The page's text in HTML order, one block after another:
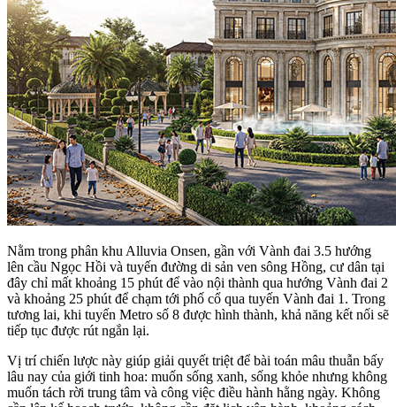
Nằm trong phân khu Alluvia Onsen, gần với Vành đai 3.5 hướng
lên cầu Ngọc Hồi và tuyến đường di sản ven sông Hồng, cư dân tại
đây chỉ mất khoảng 15 phút để vào nội thành qua hướng Vành đai 2
và khoảng 25 phút để chạm tới phố cổ qua tuyến Vành đai 1. Trong
tương lai, khi tuyến Metro số 8 được hình thành, khả năng kết nối sẽ
tiếp tục được rút ngắn lại.
Vị trí chiến lược này giúp giải quyết triệt để bài toán mâu thuẫn bấy
lâu nay của giới tinh hoa: muốn sống xanh, sống khỏe nhưng không
muốn tách rời trung tâm và công việc điều hành hằng ngày. Không